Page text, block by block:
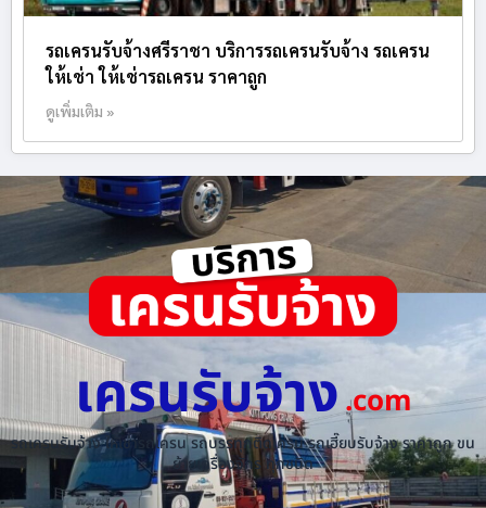
รถเครนรับจ้างศรีราชา บริการรถเครนรับจ้าง รถเครน
ให้เช่า ให้เช่ารถเครน ราคาถูก
ดูเพิ่มเติม »
เครนรับจ้าง.com
รถเครนรับจ้าง ให้เช่ารถเครน รถบรรทุกติดเครน รถเฮี๊ยบรับจ้าง ราคาถูก ขน
ย้ายเครื่องจักร ทุกชนิด